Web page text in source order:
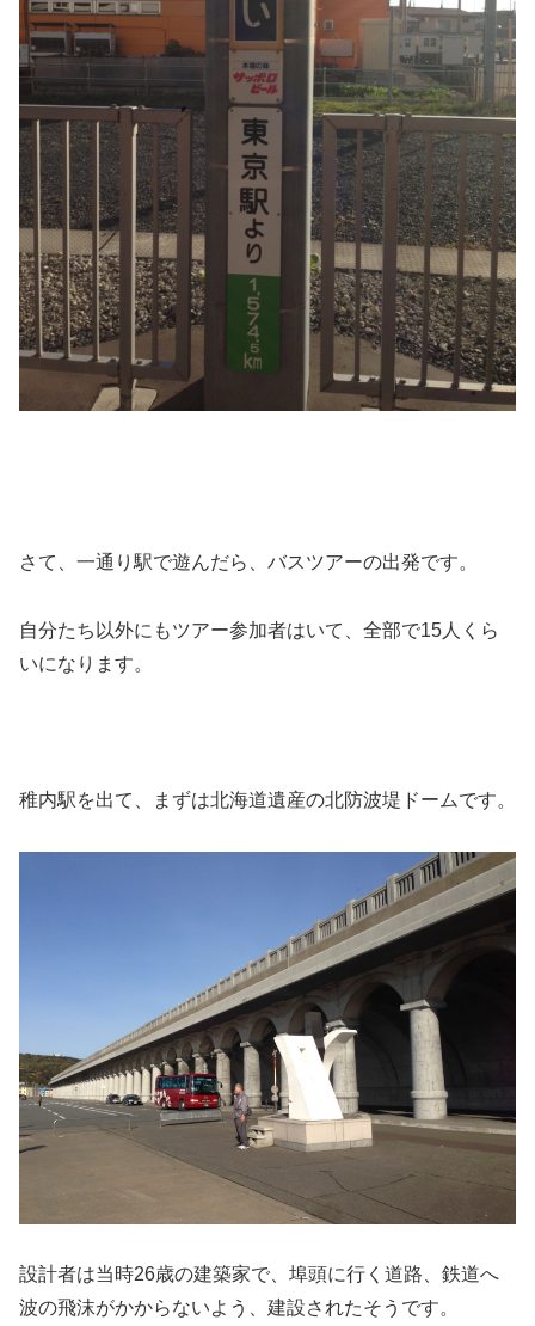
さて、一通り駅で遊んだら、バスツアーの出発です。
自分たち以外にもツアー参加者はいて、全部で15人くら
いになります。
稚内駅を出て、まずは北海道遺産の北防波堤ドームです。
設計者は当時26歳の建築家で、埠頭に行く道路、鉄道へ
波の飛沫がかからないよう、建設されたそうです。